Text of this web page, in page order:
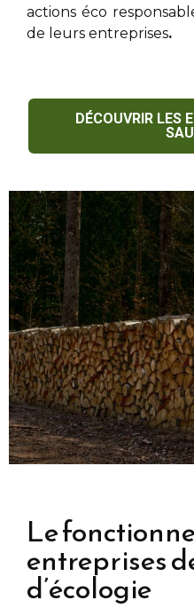
actions éco
de leurs entreprises.
DÉCOUVRIR LES
Le
entreprises
d’écologie